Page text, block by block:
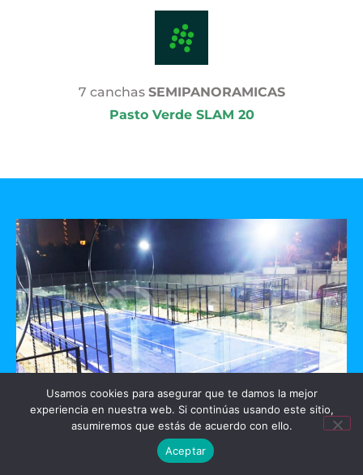
7 canchas SEMIPANORAMICAS
Pasto Verde SLAM 20
GO PADEL
Usamos cookies para asegurar que te damos la mejor
experiencia en nuestra web. Si continúas usando este sitio,
asumiremos que estás de acuerdo con ello.
Aceptar